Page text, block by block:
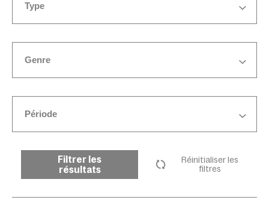
Type
Genre
Période
Filtrer les
résultats
Réinitialiser les
filtres